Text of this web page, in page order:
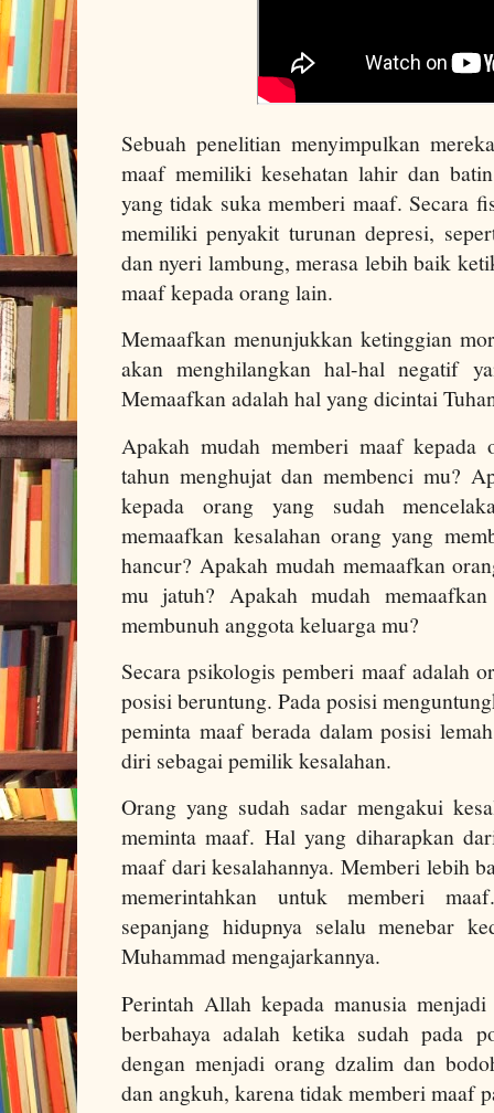
Sebuah penelitian menyimpulkan
maaf memiliki kesehatan lahir dan
yang tidak suka memberi maaf. Secara
memiliki penyakit turunan depresi,
dan nyeri lambung, merasa lebih baik
maaf kepada orang lain.
Memaafkan menunjukkan ketinggian
akan menghilangkan hal-hal negatif
Memaafkan adalah hal yang dicintai
Apakah mudah memberi maaf kepada
tahun menghujat dan membenci mu?
kepada orang yang sudah
memaafkan kesalahan orang yang
hancur? Apakah mudah memaafkan
mu jatuh? Apakah mudah
membunuh anggota keluarga mu?
Secara psikologis pemberi maaf adalah
posisi beruntung. Pada posisi
peminta maaf berada dalam posisi
diri sebagai pemilik kesalahan.
Orang yang sudah sadar mengakui
meminta maaf. Hal yang diharapkan
maaf dari kesalahannya. Memberi lebih
memerintahkan untuk memberi
sepanjang hidupnya selalu menebar
Muhammad mengajarkannya.
Perintah Allah kepada manusia
berbahaya adalah ketika sudah pada
dengan menjadi orang dzalim dan
dan angkuh, karena tidak memberi maaf